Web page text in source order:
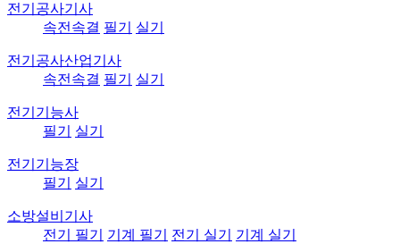
전기공사기사
속전속결 필기 실기
전기공사산업기사
속전속결 필기 실기
전기기능사
필기
실기
전기기능장
필기
실기
소방설비기사
전기 필기
기계 필기 전기 실기 기계 실기